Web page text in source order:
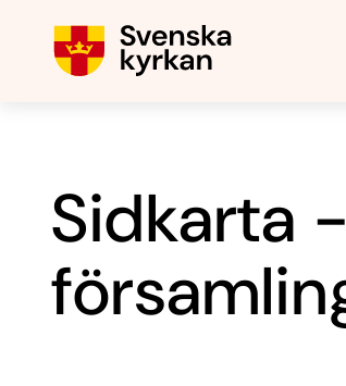
Sidkarta